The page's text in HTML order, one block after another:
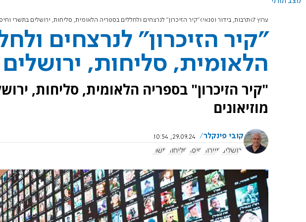
ערוץ 7 תרבות, בידור ופנאי "קיר הזיכרון" לנרצחים ולחללים בספריה הלאומית, סליחות, ירושלים בתשרי
"קיר הזיכרון" לנרצחים
הלאומית, סליחות,
"קיר הזיכרון" בספריה הלאומית, סליחות,
מוזיאונים
קובי פינקלר
29.09.24, 10:54
ירושלים תיירות חיפה סליחות תשרי